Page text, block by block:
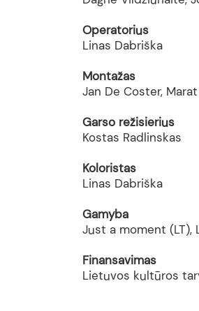
Operatorius
Linas Dabriška
Montažas
Jan De Coster,
Garso režisierius
Kostas Radlinskas
Koloristas
Linas Dabriška
Gamyba
Just a moment (LT),
Finansavimas
Lietuvos kultūros